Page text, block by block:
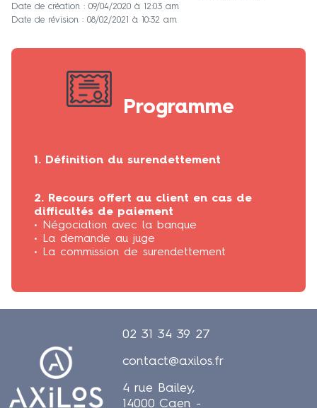
Date de création : 09/04/2020 à 12:03 am
Date de révision : 08/02/2021 à 10:32 am
Programme
1. Définition du surendettement
2. Recours offert au client en cas de
difficultés de paiement
• Négociation avec la banque
• La demande au juge
• La commission de surendettement
02 31 34 39 27
contact@axilos.fr
4 rue Bailey,
14000 Caen -